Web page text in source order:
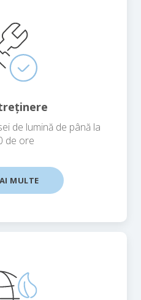
de lumină de până la
de ore
MULTE